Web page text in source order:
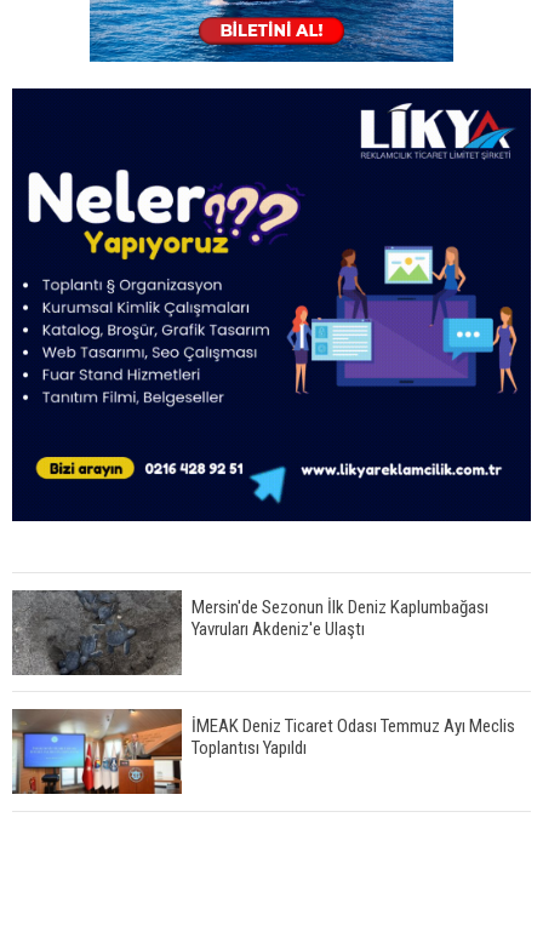
Mersin'de Sezonun İlk Deniz Kaplumbağası
Yavruları Akdeniz'e Ulaştı
İMEAK Deniz Ticaret Odası Temmuz Ayı Meclis
Toplantısı Yapıldı